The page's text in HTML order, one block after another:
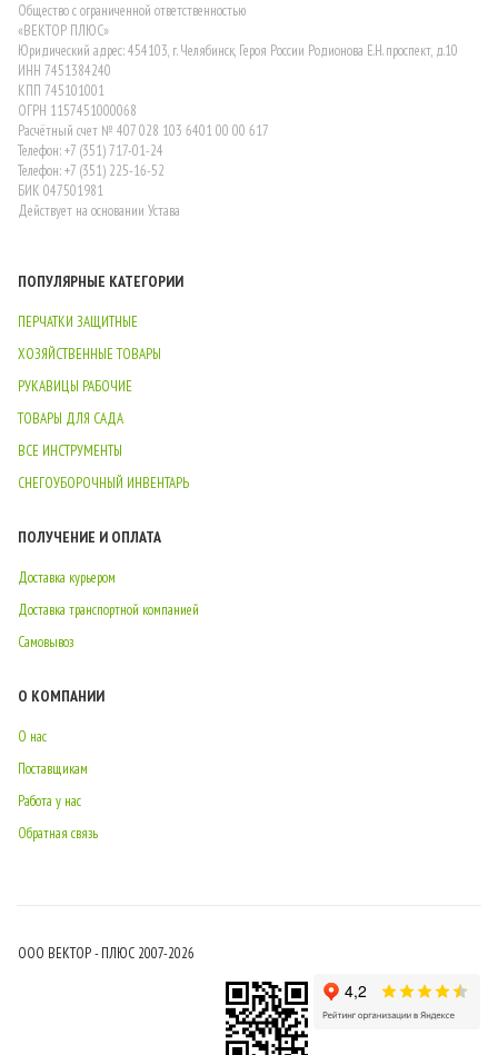
Общество с ограниченной ответственностью
«ВЕКТОР ПЛЮС»
Юридический адрес: 454103, г. Челябинск, Героя России Родионова Е.Н. проспект, д.10
ИНН 7451384240
КПП 745101001
ОГРН 1157451000068
Расчётный счет № 407 028 103 6401 00 00 617
Телефон: +7 (351) 717-01-24
Телефон: +7 (351) 225-16-52
БИК 047501981
Действует на основании Устава
ПОПУЛЯРНЫЕ КАТЕГОРИИ
ПЕРЧАТКИ ЗАЩИТНЫЕ
ХОЗЯЙСТВЕННЫЕ ТОВАРЫ
РУКАВИЦЫ РАБОЧИЕ
ТОВАРЫ ДЛЯ САДА
ВСЕ ИНСТРУМЕНТЫ
СНЕГОУБОРОЧНЫЙ ИНВЕНТАРЬ
ПОЛУЧЕНИЕ И ОПЛАТА
Доставка курьером
Доставка транспортной компанией
Самовывоз
О КОМПАНИИ
О нас
Поставщикам
Работа у нас
Обратная связь
ООО ВЕКТОР - ПЛЮС 2007-2026